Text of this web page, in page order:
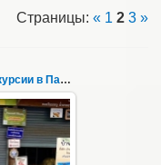
Страницы: « 1 2 3 »
Река Квай на 3 дня фото экскурсии в Паттайе 29